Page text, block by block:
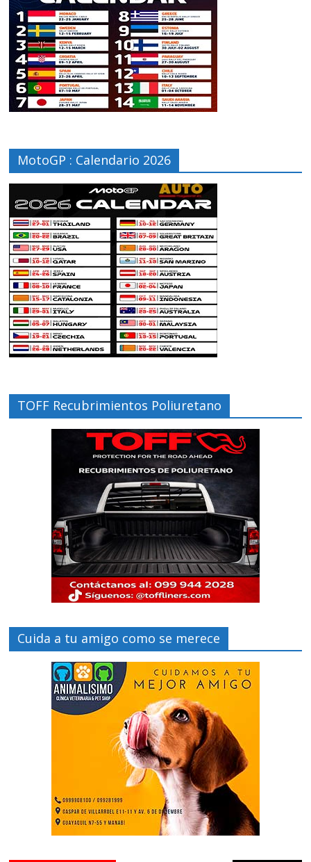
MotoGP : Calendario 2026
TOFF Recubrimientos Poliuretano
Cuida a tu amigo como se merece